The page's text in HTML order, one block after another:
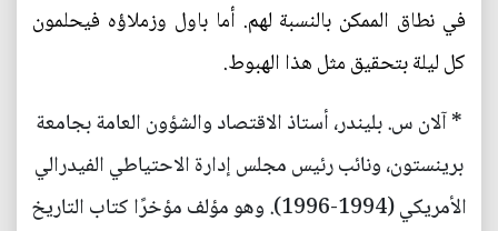
في نطاق الممكن بالنسبة لهم. أما باول وزملاؤه فيحلمون
كل ليلة بتحقيق مثل هذا الهبوط.
* آلان س. بليندر، أستاذ الاقتصاد والشؤون العامة بجامعة
برينستون، ونائب رئيس مجلس إدارة الاحتياطي الفيدرالي
الأمريكي (1994-1996). وهو مؤلف مؤخرًا كتاب التاريخ